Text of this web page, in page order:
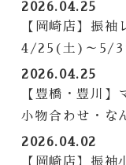
2026.04.25
【岡崎店】振袖
4/25(土)～5/
2026.04.25
【豊橋・豊川】
小物合わせ・な
2026.04.02
【岡崎店】振袖